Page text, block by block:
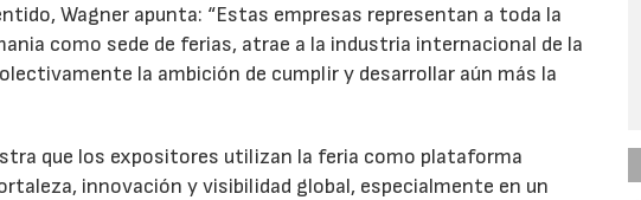
Wagner apunta: “Estas empresas representan a toda la
como sede de ferias, atrae a la industria internacional de la
la ambición de cumplir y desarrollar aún más la
que los expositores utilizan la feria como plataforma
innovación y visibilidad global, especialmente en un